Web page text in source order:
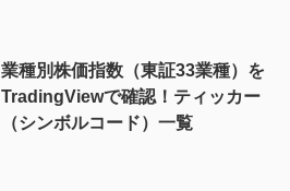
業種別株価指数（東証33業種）を
TradingViewで確認！ティッカー
（シンボルコード）一覧